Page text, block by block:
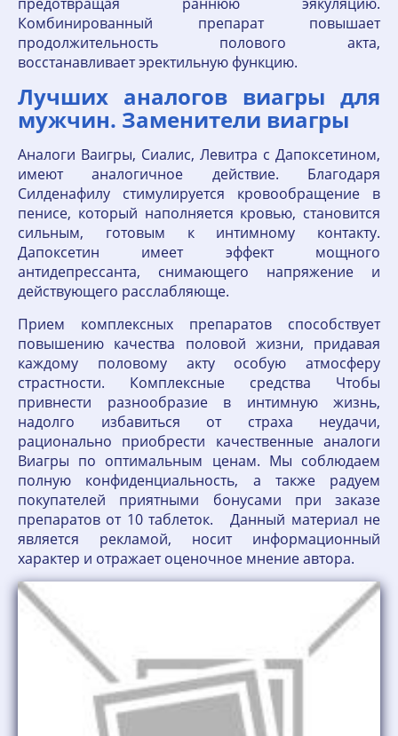
Комбинированный препарат повышает
продолжительность полового акта,
восстанавливает эректильную функцию.
Лучших аналогов виагры для
мужчин. Заменители виагры
Аналоги Ваигры, Сиалис, Левитра с Дапоксетином,
имеют аналогичное действие. Благодаря
Силденафилу стимулируется кровообращение в
пенисе, который наполняется кровью, становится
сильным, готовым к интимному контакту.
Дапоксетин имеет эффект мощного
антидепрессанта, снимающего напряжение и
действующего расслабляюще.
Прием комплексных препаратов способствует
повышению качества половой жизни, придавая
каждому половому акту особую атмосферу
страстности. Комплексные средства Чтобы
привнести разнообразие в интимную жизнь,
надолго избавиться от страха неудачи,
рационально приобрести качественные аналоги
Виагры по оптимальным ценам. Мы соблюдаем
полную конфиденциальность, а также радуем
покупателей приятными бонусами при заказе
препаратов от 10 таблеток. Данный материал не
является рекламой, носит информационный
характер и отражает оценочное мнение автора.